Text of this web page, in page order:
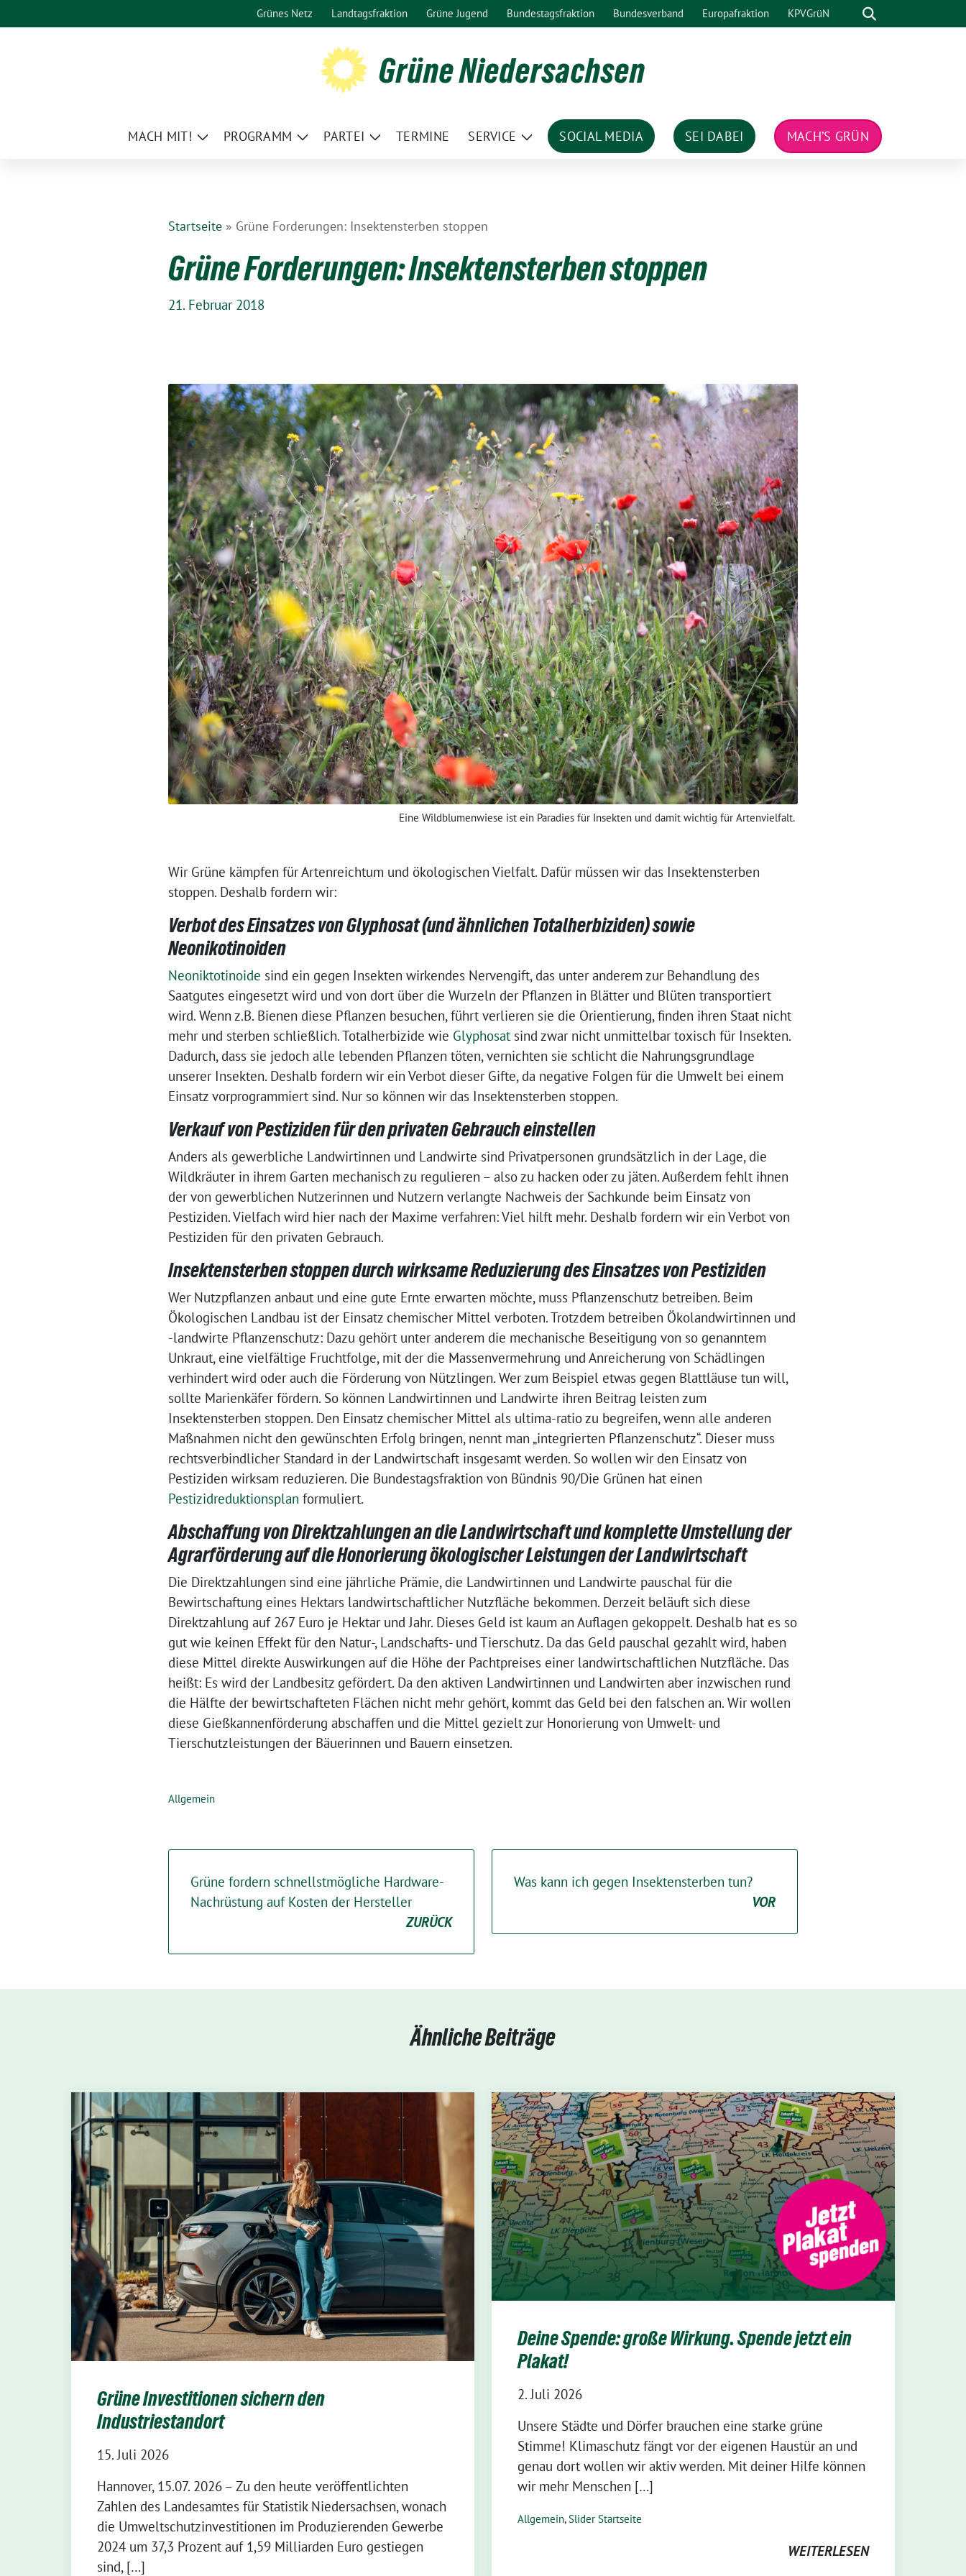
zum
Grünes Netz Landtagsfraktion Grüne Jugend Bundestagsfraktion Bundesverband Europafraktion KPVGrüN Suche
Grüne Niedersachsen
MACH MIT!
Zeige
PROGRAMM
Zeige
PARTEI
Zeige
TERMINE SERVICE
Zeige
SOCIAL MEDIA SEI DABEI MACH’S GRÜN
Startseite » Grüne Forderungen: Insektensterben stoppen
Grüne Forderungen: Insektensterben stoppen
21. Februar 2018
Eine Wildblumenwiese ist ein Paradies für Insekten und damit wichtig für Artenvielfalt.
Wir Grüne kämpfen für Artenreichtum und ökologischen Vielfalt. Dafür müssen wir das Insektensterben
stoppen. Deshalb fordern wir:
Verbot des Einsatzes von Glyphosat (und ähnlichen Totalherbiziden) sowie
Neonikotinoiden
Neoniktotinoide sind ein gegen Insekten wirkendes Nervengift, das unter anderem zur Behandlung des
Saatgutes eingesetzt wird und von dort über die Wurzeln der Pflanzen in Blätter und Blüten transportiert
wird. Wenn z.B. Bienen diese Pflanzen besuchen, führt verlieren sie die Orientierung, finden ihren Staat nicht
mehr und sterben schließlich. Totalherbizide wie Glyphosat sind zwar nicht unmittelbar toxisch für Insekten.
Dadurch, dass sie jedoch alle lebenden Pflanzen töten, vernichten sie schlicht die Nahrungsgrundlage
unserer Insekten. Deshalb fordern wir ein Verbot dieser Gifte, da negative Folgen für die Umwelt bei einem
Einsatz vorprogrammiert sind. Nur so können wir das Insektensterben stoppen.
Verkauf von Pestiziden für den privaten Gebrauch einstellen
Anders als gewerbliche Landwirtinnen und Landwirte sind Privatpersonen grundsätzlich in der Lage, die
Wildkräuter in ihrem Garten mechanisch zu regulieren – also zu hacken oder zu jäten. Außerdem fehlt ihnen
der von gewerblichen Nutzerinnen und Nutzern verlangte Nachweis der Sachkunde beim Einsatz von
Pestiziden. Vielfach wird hier nach der Maxime verfahren: Viel hilft mehr. Deshalb fordern wir ein Verbot von
Pestiziden für den privaten Gebrauch.
Insektensterben stoppen durch wirksame Reduzierung des Einsatzes von Pestiziden
Wer Nutzpflanzen anbaut und eine gute Ernte erwarten möchte, muss Pflanzenschutz betreiben. Beim
Ökologischen Landbau ist der Einsatz chemischer Mittel verboten. Trotzdem betreiben Ökolandwirtinnen und
-landwirte Pflanzenschutz: Dazu gehört unter anderem die mechanische Beseitigung von so genanntem
Unkraut, eine vielfältige Fruchtfolge, mit der die Massenvermehrung und Anreicherung von Schädlingen
verhindert wird oder auch die Förderung von Nützlingen. Wer zum Beispiel etwas gegen Blattläuse tun will,
sollte Marienkäfer fördern. So können Landwirtinnen und Landwirte ihren Beitrag leisten zum
Insektensterben stoppen. Den Einsatz chemischer Mittel als ultima-ratio zu begreifen, wenn alle anderen
Maßnahmen nicht den gewünschten Erfolg bringen, nennt man „integrierten Pflanzenschutz“. Dieser muss
rechtsverbindlicher Standard in der Landwirtschaft insgesamt werden. So wollen wir den Einsatz von
Pestiziden wirksam reduzieren. Die Bundestagsfraktion von Bündnis 90/Die Grünen hat einen
Pestizidreduktionsplan formuliert.
Abschaffung von Direktzahlungen an die Landwirtschaft und komplette Umstellung der
Agrarförderung auf die Honorierung ökologischer Leistungen der Landwirtschaft
Die Direktzahlungen sind eine jährliche Prämie, die Landwirtinnen und Landwirte pauschal für die
Bewirtschaftung eines Hektars landwirtschaftlicher Nutzfläche bekommen. Derzeit beläuft sich diese
Direktzahlung auf 267 Euro je Hektar und Jahr. Dieses Geld ist kaum an Auflagen gekoppelt. Deshalb hat es so
gut wie keinen Effekt für den Natur-, Landschafts- und Tierschutz. Da das Geld pauschal gezahlt wird, haben
diese Mittel direkte Auswirkungen auf die Höhe der Pachtpreises einer landwirtschaftlichen Nutzfläche. Das
heißt: Es wird der Landbesitz gefördert. Da den aktiven Landwirtinnen und Landwirten aber inzwischen rund
die Hälfte der bewirtschafteten Flächen nicht mehr gehört, kommt das Geld bei den falschen an. Wir wollen
diese Gießkannenförderung abschaffen und die Mittel gezielt zur Honorierung von Umwelt- und
Tierschutzleistungen der Bäuerinnen und Bauern einsetzen.
Allgemein
Grüne fordern schnellstmögliche Hardware-
Nachrüstung auf Kosten der Hersteller
ZURÜCK
Was kann ich gegen Insektensterben tun?
VOR
Ähnliche Beiträge
Grüne Investitionen sichern den
Industriestandort
15. Juli 2026
Hannover, 15.07. 2026 – Zu den heute veröffentlichten
Zahlen des Landesamtes für Statistik Niedersachsen, wonach
die Umweltschutzinvestitionen im Produzierenden Gewerbe
2024 um 37,3 Prozent auf 1,59 Milliarden Euro gestiegen
sind, […]
Deine Spende: große Wirkung. Spende jetzt ein
Plakat!
2. Juli 2026
Unsere Städte und Dörfer brauchen eine starke grüne
Stimme! Klimaschutz fängt vor der eigenen Haustür an und
genau dort wollen wir aktiv werden. Mit deiner Hilfe können
wir mehr Menschen […]
Allgemein,Slider Startseite
WEITERLESEN